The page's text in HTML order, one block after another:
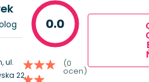
ul.
22,
0.0
(0
ocen)